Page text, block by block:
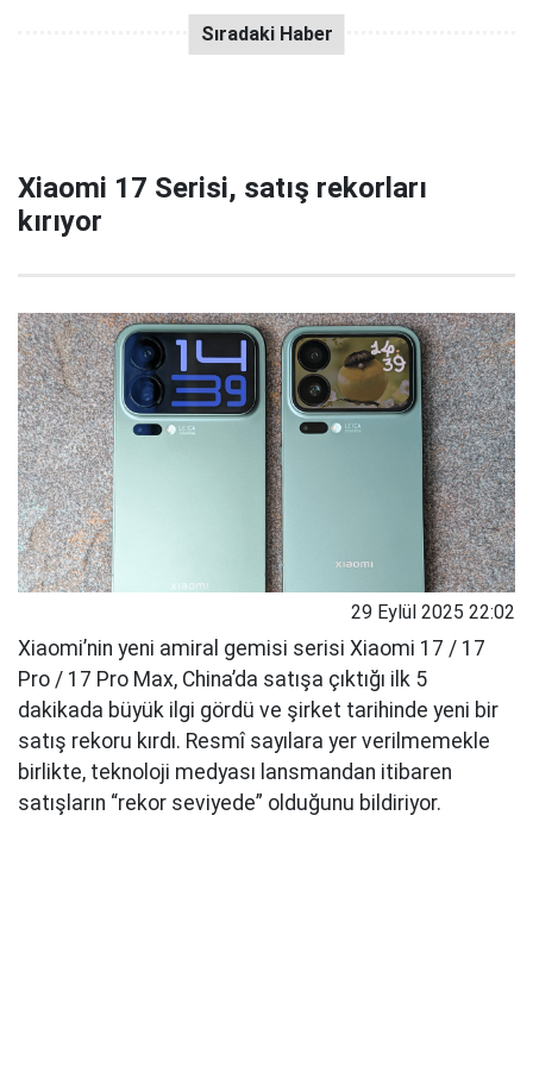
Xiaomi 17 Serisi, satış rekorları
kırıyor
29 Eylül 2025 22:02
Xiaomi’nin yeni amiral gemisi serisi Xiaomi 17 / 17
Pro / 17 Pro Max, China’da satışa çıktığı ilk 5
dakikada büyük ilgi gördü ve şirket tarihinde yeni bir
satış rekoru kırdı. Resmî sayılara yer verilmemekle
birlikte, teknoloji medyası lansmandan itibaren
satışların “rekor seviyede” olduğunu bildiriyor.